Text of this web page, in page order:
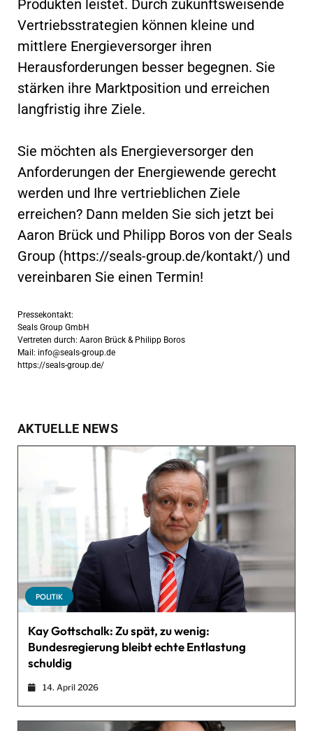
Produkten leistet. Durch zukunftsweisende
Vertriebsstrategien können kleine und
mittlere Energieversorger ihren
Herausforderungen besser begegnen. Sie
stärken ihre Marktposition und erreichen
langfristig ihre Ziele.
Sie möchten als Energieversorger den
Anforderungen der Energiewende gerecht
werden und Ihre vertrieblichen Ziele
erreichen? Dann melden Sie sich jetzt bei
Aaron Brück und Philipp Boros von der Seals
Group (https://seals-group.de/kontakt/) und
vereinbaren Sie einen Termin!
Pressekontakt:
Seals Group GmbH
Vertreten durch: Aaron Brück & Philipp Boros
Mail: info@seals-group.de
https://seals-group.de/
AKTUELLE NEWS
POLITIK
Kay Gottschalk: Zu spät, zu wenig:
Bundesregierung bleibt echte Entlastung
schuldig
14. April 2026